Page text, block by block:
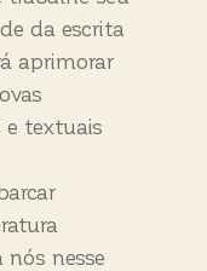
da escrita
aprimorar
e textuais
nesse